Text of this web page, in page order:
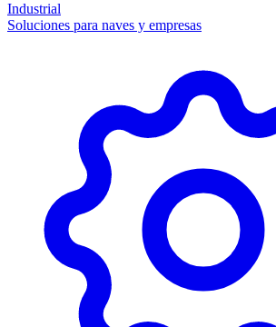
Industrial
Soluciones para naves y empresas